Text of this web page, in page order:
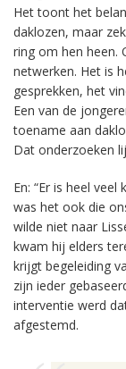
Het toont het
daklozen, maar
ring om hen heen.
netwerken. Het is
gesprekken, het
Een van de
toename aan
Dat onderzoeken
En: “Er is heel
was het ook die
wilde niet naar
kwam hij elders
krijgt begeleiding
zijn ieder
interventie werd
afgestemd.